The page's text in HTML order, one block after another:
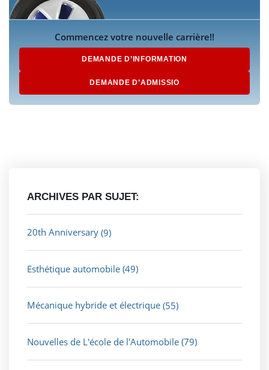
Commencez votre nouvelle carrière!!
DEMANDE D’INFORMATION
DEMANDE D’ADMISSIO
ARCHIVES PAR SUJET:
20th Anniversary (9)
Esthétique automobile (49)
Mécanique hybride et électrique (55)
Nouvelles de L'école de l'Automobile (79)